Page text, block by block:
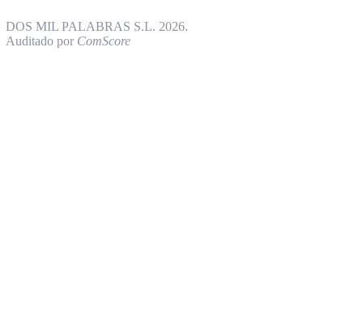
DOS MIL PALABRAS S.L. 2026.
Auditado por ComScore